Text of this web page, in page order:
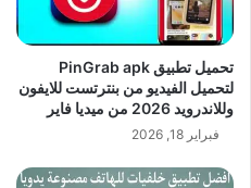
تحميل تطبيق PinGrab apk
لتحميل الفيديو من بنترتست للايفون
وللاندرويد 2026 من ميديا فاير
فبراير 18, 2026